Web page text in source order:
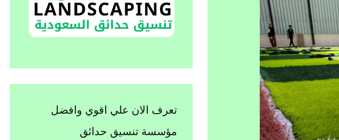
تعرف الان علي اقوي وافضل
مؤسسة تنسيق حدائق